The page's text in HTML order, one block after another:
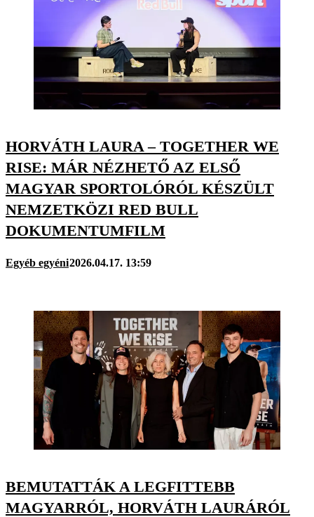
HORVÁTH LAURA – TOGETHER WE
RISE: MÁR NÉZHETŐ AZ ELSŐ
MAGYAR SPORTOLÓRÓL KÉSZÜLT
NEMZETKÖZI RED BULL
DOKUMENTUMFILM
Egyéb egyéni2026.04.17. 13:59
BEMUTATTÁK A LEGFITTEBB
MAGYARRÓL, HORVÁTH LAURÁRÓL